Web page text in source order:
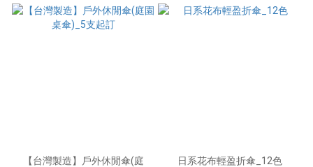
【台灣製造】戶外休閒傘(庭
日系花布輕盈折傘_12色